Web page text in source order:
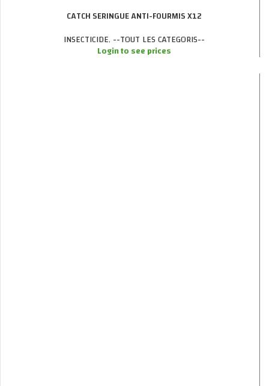
CATCH SERINGUE ANTI-FOURMIS X12
INSECTICIDE, --TOUT LES CATEGORIS--
Login to see prices